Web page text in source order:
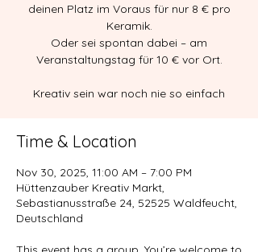
deinen Platz im Voraus für nur 8 € pro
Keramik.
Oder sei spontan dabei – am
Veranstaltungstag für 10 € vor Ort.
Kreativ sein war noch nie so einfach
Time & Location
Nov 30, 2025, 11:00 AM – 7:00 PM
Hüttenzauber Kreativ Markt,
Sebastianusstraße 24, 52525 Waldfeucht,
Deutschland